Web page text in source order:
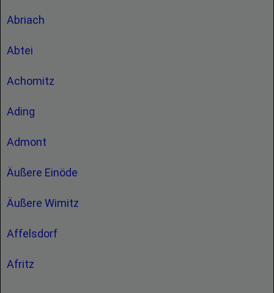
Abriach
Abtei
Achomitz
Ading
Admont
Äußere Einöde
Äußere Wimitz
Affelsdorf
Afritz